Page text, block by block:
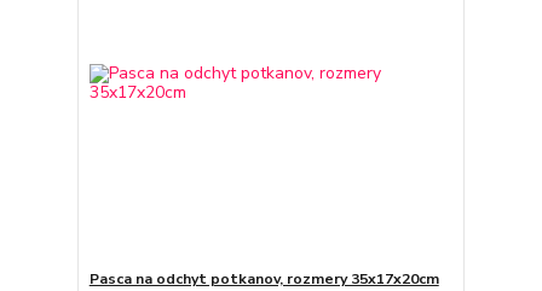
Pasca na odchyt potkanov, rozmery 35x17x20cm